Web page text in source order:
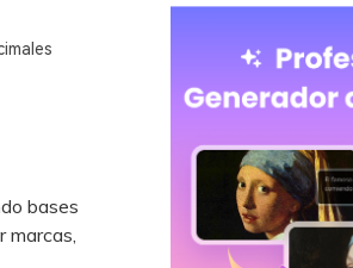
bases
marcas,